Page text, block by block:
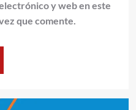
y web en este
que comente.